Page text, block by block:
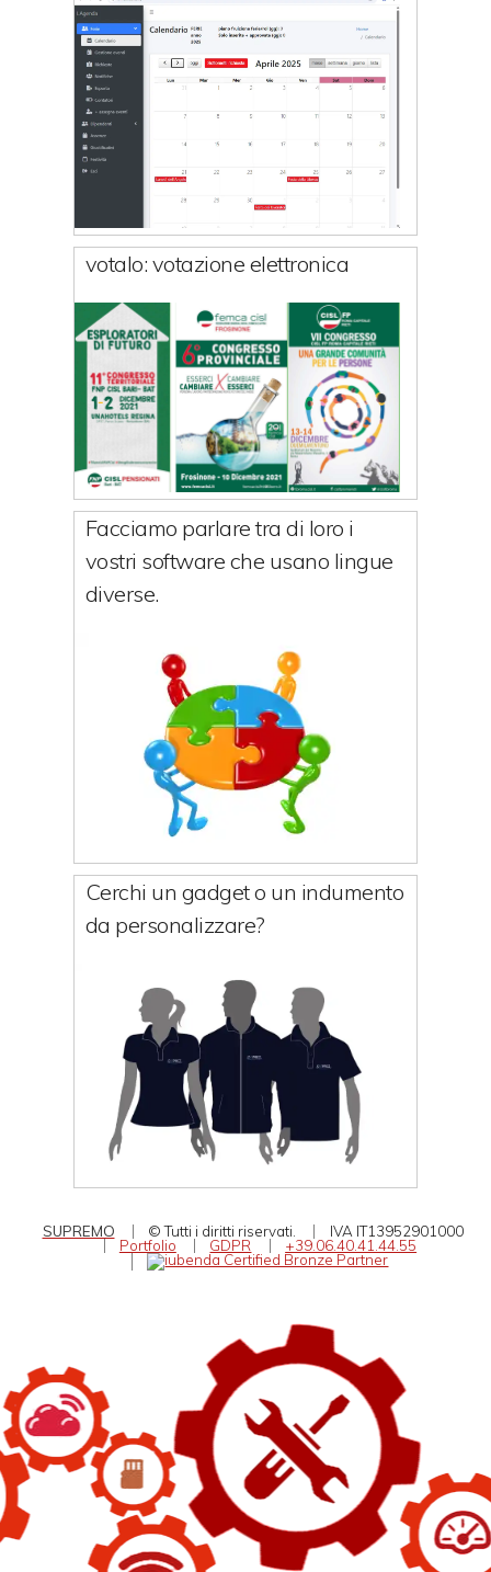
votalo: votazione elettronica
Facciamo parlare tra di loro i
vostri software che usano lingue
diverse.
Cerchi un gadget o un indumento
da personalizzare?
SUPREMO © Tutti i diritti riservati.
IVA IT13952901000
Portfolio
GDPR +39.06.40.41.44.55